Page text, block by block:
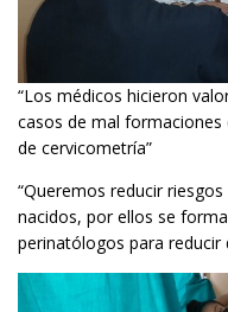
“Los médicos hicieron
casos de mal formaciones
de cervicometría”
“Queremos reducir
nacidos, por ellos se
perinatólogos para reducir